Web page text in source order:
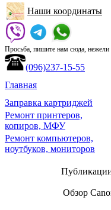
Наши координаты
Просьба, пишите нам сюда, нежели
(096)237-15-55
Главная
Заправка картриджей
Ремонт принтеров,
копиров, МФУ
Ремонт компьютеров,
ноутбуков, мониторов
Обзор